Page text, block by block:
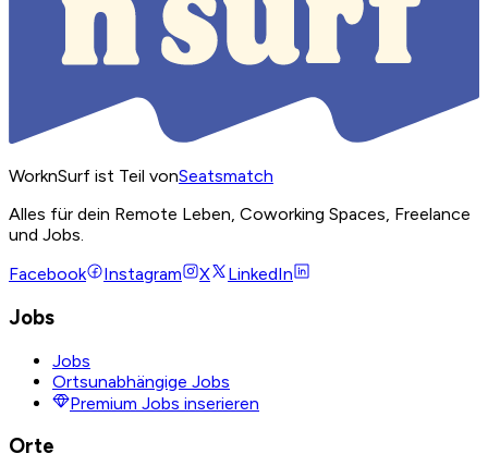
WorknSurf ist Teil vonSeatsmatch
Alles für dein Remote Leben, Coworking Spaces, Freelance
und Jobs.
Facebook
Instagram X LinkedIn
Jobs
Jobs
Ortsunabhängige Jobs
Premium Jobs inserieren
Orte